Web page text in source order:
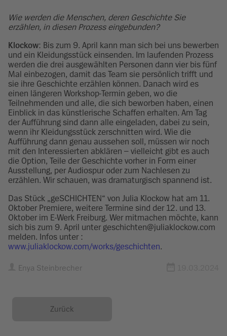
Wie werden die Menschen, deren Geschichte Sie
erzählen, in diesen Prozess eingebunden?
Klockow: Bis zum 9. April kann man sich bei uns bewerben
und ein Kleidungsstück einsenden. Im laufenden Prozess
werden die drei ausgewählten Personen dann vier bis fünf
Mal einbezogen, damit das Team sie persönlich trifft und
sie ihre Geschichte erzählen können. Danach wird es
einen längeren Workshop-Termin geben, wo die
Teilnehmenden und alle, die sich beworben haben, einen
Einblick in das künstlerische Schaffen erhalten. Am Tag
der Aufführung sind dann alle eingeladen, dabei zu sein,
wenn ihr Kleidungsstück zerschnitten wird. Wie die
Aufführung dann genau aussehen soll, müssen wir noch
mit den Interessierten abklären – vielleicht gibt es auch
die Option, Teile der Geschichte vorher in Form einer
Ausstellung, per Audiospur oder zum Nachlesen zu
erzählen. Wir schauen, was dramaturgisch spannend ist.
Das Stück „geSCHICHTEN“ von Julia Klockow hat am 11.
Oktober Premiere, weitere Termine sind der 12. und 13.
Oktober im E-Werk Freiburg. Wer mitmachen möchte, kann
sich bis zum 9. April unter geschichten@juliaklockow.com
melden. Infos unter :
www.juliaklockow.com/works/geschichten.
Enya Steinbrecher
Zurück